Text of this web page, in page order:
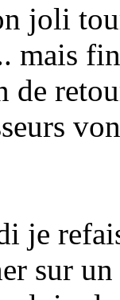
joli
mais
de
je
sur